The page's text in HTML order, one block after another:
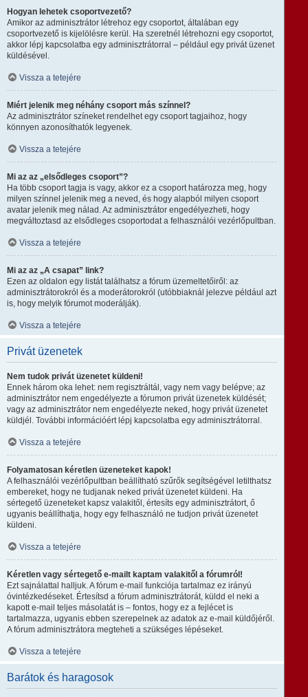
Hogyan lehetek csoportvezető?
Amikor az adminisztrátor létrehoz egy csoportot, általában egy
csoportvezető is kijelölésre kerül. Ha szeretnél létrehozni egy csoportot,
akkor lépj kapcsolatba egy adminisztrátorral – például egy privát üzenet
küldésével.
Vissza a tetejére
Miért jelenik meg néhány csoport más színnel?
Az adminisztrátor színeket rendelhet egy csoport tagjaihoz, hogy
könnyen azonosíthatók legyenek.
Vissza a tetejére
Mi az az „elsődleges csoport”?
Ha több csoport tagja is vagy, akkor ez a csoport határozza meg, hogy
milyen színnel jelenik meg a neved, és hogy alapból milyen csoport
avatar jelenik meg nálad. Az adminisztrátor engedélyezheti, hogy
megváltoztasd az elsődleges csoportodat a felhasználói vezérlőpultban.
Vissza a tetejére
Mi az az „A csapat” link?
Ezen az oldalon egy listát találhatsz a fórum üzemeltetőiről: az
adminisztrátorokról és a moderátorokról (utóbbiaknál jelezve például azt
is, hogy melyik fórumot moderálják).
Vissza a tetejére
Privát üzenetek
Nem tudok privát üzenetet küldeni!
Ennek három oka lehet: nem regisztráltál, vagy nem vagy belépve; az
adminisztrátor nem engedélyezte a fórumon privát üzenetek küldését;
vagy az adminisztrátor nem engedélyezte neked, hogy privát üzenetet
küldjél. További információért lépj kapcsolatba egy adminisztrátorral.
Vissza a tetejére
Folyamatosan kéretlen üzeneteket kapok!
A felhasználói vezérlőpultban beállítható szűrők segítségével letilthatsz
embereket, hogy ne tudjanak neked privát üzenetet küldeni. Ha
sértegető üzeneteket kapsz valakitől, értesíts egy adminisztrátort, ő
ugyanis beállíthatja, hogy egy felhasználó ne tudjon privát üzenetet
küldeni.
Vissza a tetejére
Kéretlen vagy sértegető e-mailt kaptam valakitől a fórumról!
Ezt sajnálattal halljuk. A fórum e-mail funkciója tartalmaz ez irányú
óvintézkedéseket. Értesítsd a fórum adminisztrátorát, küldd el neki a
kapott e-mail teljes másolatát is – fontos, hogy ez a fejlécet is
tartalmazza, ugyanis ebben szerepelnek az adatok az e-mail küldőjéről.
A fórum adminisztrátora megteheti a szükséges lépéseket.
Vissza a tetejére
Barátok és haragosok